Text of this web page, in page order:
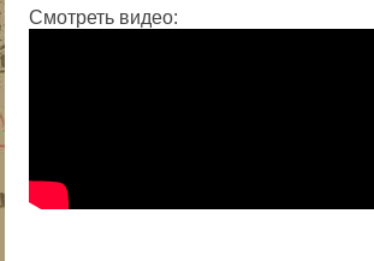
Смотреть видео: